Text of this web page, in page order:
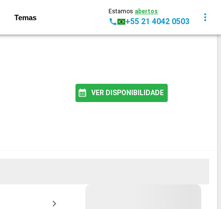
Temas
Estamos abertos
+55 21 4042 0503
VER DISPONIBILIDADE